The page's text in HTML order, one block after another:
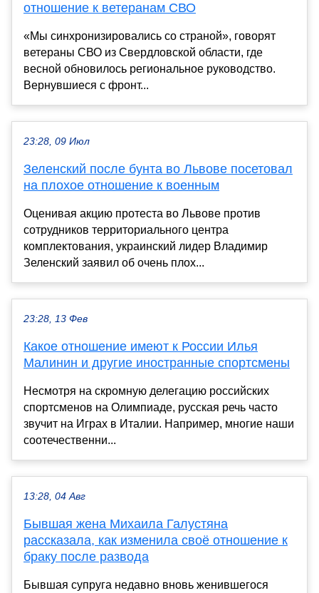
отношение к ветеранам СВО
«Мы синхронизировались со страной», говорят
ветераны СВО из Свердловской области, где
весной обновилось региональное руководство.
Вернувшиеся с фронт...
23:28, 09 Июл
Зеленский после бунта во Львове посетовал
на плохое отношение к военным
Оценивая акцию протеста во Львове против
сотрудников территориального центра
комплектования, украинский лидер Владимир
Зеленский заявил об очень плох...
23:28, 13 Фев
Какое отношение имеют к России Илья
Малинин и другие иностранные спортсмены
Несмотря на скромную делегацию российских
спортсменов на Олимпиаде, русская речь часто
звучит на Играх в Италии. Например, многие наши
соотечественни...
13:28, 04 Авг
Бывшая жена Михаила Галустяна
рассказала, как изменила своё отношение к
браку после развода
Бывшая супруга недавно вновь женившегося